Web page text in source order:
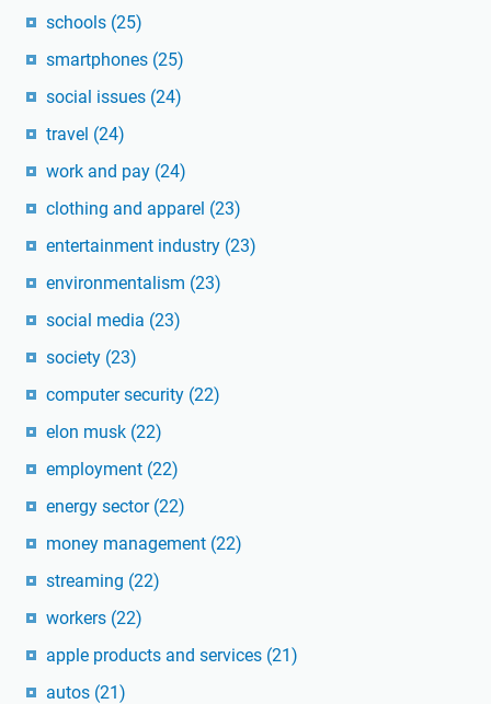
schools (25)
smartphones (25)
social issues (24)
travel (24)
work and pay (24)
clothing and apparel (23)
entertainment industry (23)
environmentalism (23)
social media (23)
society (23)
computer security (22)
elon musk (22)
employment (22)
energy sector (22)
money management (22)
streaming (22)
workers (22)
apple products and services (21)
autos (21)